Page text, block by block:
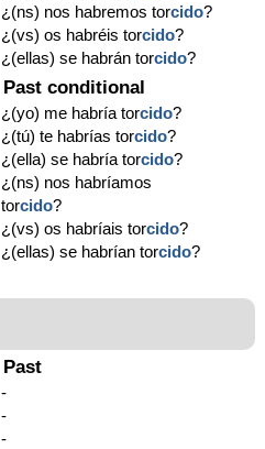
¿(ns) nos habremos torcido?
¿(vs) os habréis torcido?
¿(ellas) se habrán torcido?
Past conditional
¿(yo) me habría torcido?
¿(tú) te habrías torcido?
¿(ella) se habría torcido?
¿(ns) nos habríamos
torcido?
¿(vs) os habríais torcido?
¿(ellas) se habrían torcido?
Past
-
-
-